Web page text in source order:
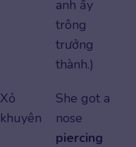
anh ấy
trông
trưởng
thành.)
Xỏ
khuyên
She got a
nose
piercing